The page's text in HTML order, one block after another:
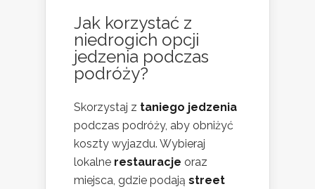
Jak korzystać z
niedrogich opcji
jedzenia podczas
podróży?
Skorzystaj z taniego jedzenia
podczas podróży, aby obniżyć
koszty wyjazdu. Wybieraj
lokalne restauracje oraz
miejsca, gdzie podają street